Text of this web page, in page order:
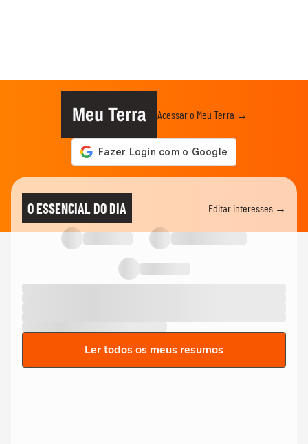
Meu Terra Acessar o Meu Terra →
O ESSENCIAL DO DIA Editar interesses →
Ler todos os meus resumos